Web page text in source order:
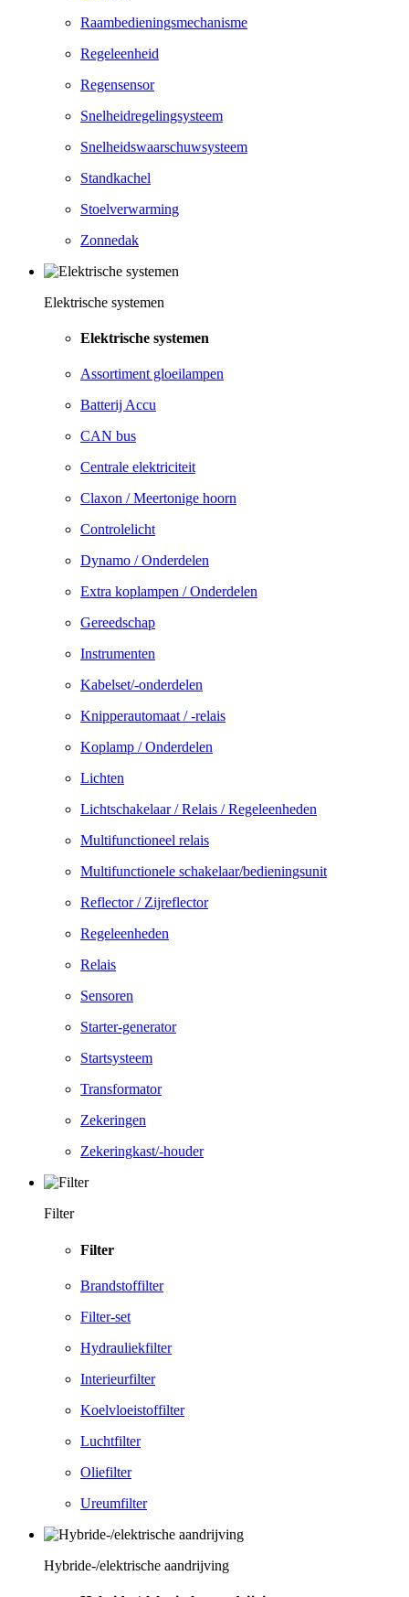
Raambedieningsmechanisme
Regeleenheid
Regensensor
Snelheidregelingsysteem
Snelheidswaarschuwsysteem
Standkachel
Stoelverwarming
Zonnedak
Elektrische systemen
Elektrische systemen
Assortiment gloeilampen
Batterij Accu
CAN bus
Centrale elektriciteit
Claxon / Meertonige hoorn
Controlelicht
Dynamo / Onderdelen
Extra koplampen / Onderdelen
Gereedschap
Instrumenten
Kabelset/-onderdelen
Knipperautomaat / -relais
Koplamp / Onderdelen
Lichten
Lichtschakelaar / Relais / Regeleenheden
Multifunctioneel relais
Multifunctionele schakelaar/bedieningsunit
Reflector / Zijreflector
Regeleenheden
Relais
Sensoren
Starter-generator
Startsysteem
Transformator
Zekeringen
Zekeringkast/-houder
Filter
Filter
Brandstoffilter
Filter-set
Hydrauliekfilter
Interieurfilter
Koelvloeistoffilter
Luchtfilter
Oliefilter
Ureumfilter
Hybride-/elektrische aandrijving